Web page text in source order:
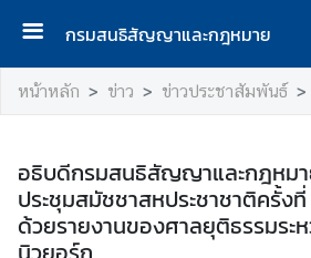
กรมสนธิสัญญาและกฎหมาย
ห
น้
เ
ร
ก
หน้าหลัก ข่าว ข่าวประชาสัมพันธ์
อธิบดีกรมสนธิสัญญาและกฎหมา
ประชุมสมัชชาสหประชาชาติครั้ง
ด้วยรายงานของศาลยุติธรรมระ